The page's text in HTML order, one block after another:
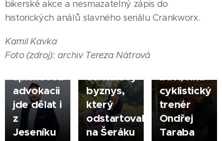
bikerské akce a nesmazatelný zápis do
historických análů slavného seriálu Crankworx.
Kamil Kavka
Foto (zdroj): archiv Tereza Nátrová
03.08.2026
JESENÍK |
Filip
Novotný:
špičkovou
advokacii
jde dělat i
z
Jeseníku
JESENÍK |
Lenka
buduje
čelenkový
byznys,
který
odstartovala
na Šeráku
ale
největší
baví, říká
cyklistický
trenér
Ondřej
Taraba